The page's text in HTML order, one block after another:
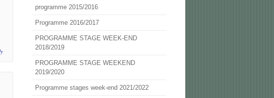
programme 2015/2016
Programme 2016/2017
PROGRAMME STAGE WEEK-END
2018/2019
PROGRAMME STAGE WEEKEND
2019/2020
Programme stages week-end 2021/2022